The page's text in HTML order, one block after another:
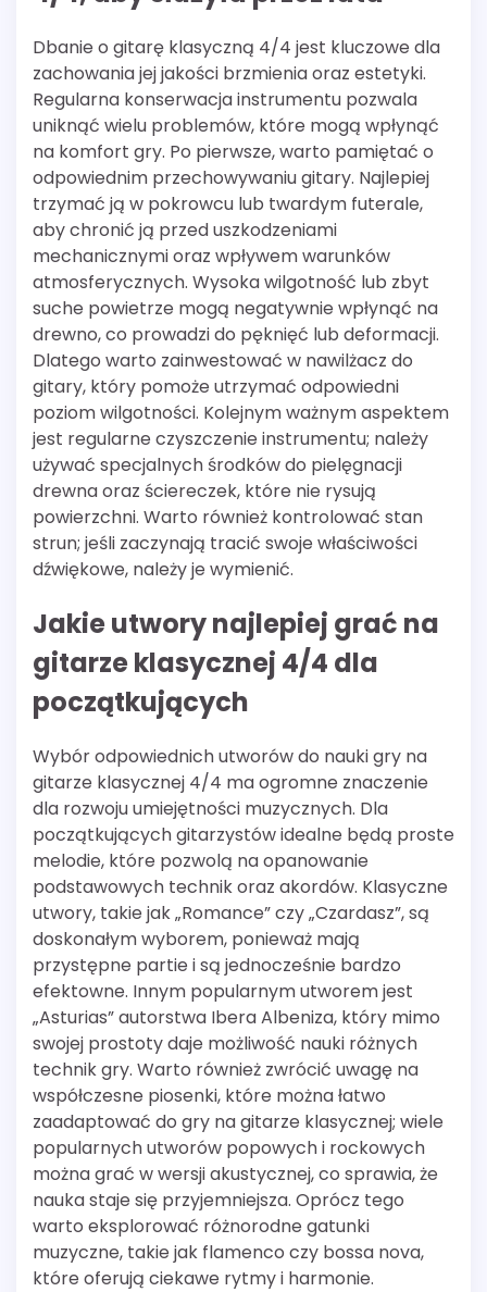
Dbanie o gitarę klasyczną 4/4 jest kluczowe dla
zachowania jej jakości brzmienia oraz estetyki.
Regularna konserwacja instrumentu pozwala
uniknąć wielu problemów, które mogą wpłynąć
na komfort gry. Po pierwsze, warto pamiętać o
odpowiednim przechowywaniu gitary. Najlepiej
trzymać ją w pokrowcu lub twardym futerale,
aby chronić ją przed uszkodzeniami
mechanicznymi oraz wpływem warunków
atmosferycznych. Wysoka wilgotność lub zbyt
suche powietrze mogą negatywnie wpłynąć na
drewno, co prowadzi do pęknięć lub deformacji.
Dlatego warto zainwestować w nawilżacz do
gitary, który pomoże utrzymać odpowiedni
poziom wilgotności. Kolejnym ważnym aspektem
jest regularne czyszczenie instrumentu; należy
używać specjalnych środków do pielęgnacji
drewna oraz ściereczek, które nie rysują
powierzchni. Warto również kontrolować stan
strun; jeśli zaczynają tracić swoje właściwości
dźwiękowe, należy je wymienić.
Jakie utwory najlepiej grać na
gitarze klasycznej 4/4 dla
początkujących
Wybór odpowiednich utworów do nauki gry na
gitarze klasycznej 4/4 ma ogromne znaczenie
dla rozwoju umiejętności muzycznych. Dla
początkujących gitarzystów idealne będą proste
melodie, które pozwolą na opanowanie
podstawowych technik oraz akordów. Klasyczne
utwory, takie jak „Romance” czy „Czardasz”, są
doskonałym wyborem, ponieważ mają
przystępne partie i są jednocześnie bardzo
efektowne. Innym popularnym utworem jest
„Asturias” autorstwa Ibera Albeniza, który mimo
swojej prostoty daje możliwość nauki różnych
technik gry. Warto również zwrócić uwagę na
współczesne piosenki, które można łatwo
zaadaptować do gry na gitarze klasycznej; wiele
popularnych utworów popowych i rockowych
można grać w wersji akustycznej, co sprawia, że
nauka staje się przyjemniejsza. Oprócz tego
warto eksplorować różnorodne gatunki
muzyczne, takie jak flamenco czy bossa nova,
które oferują ciekawe rytmy i harmonie.